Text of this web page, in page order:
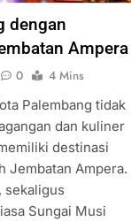
dengan
Ampera
0
4 Mins
Palembang tidak
dan kuliner
destinasi
Jembatan Ampera.
sekaligus
Sungai Musi